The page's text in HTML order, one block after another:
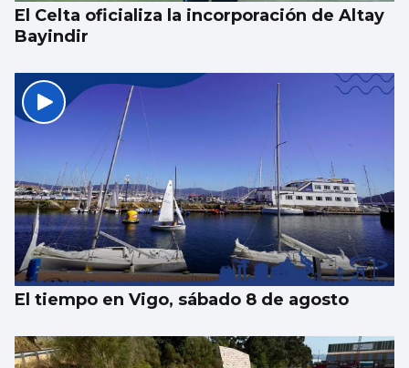
El Celta oficializa la incorporación de Altay
Bayindir
El tiempo en Vigo, sábado 8 de agosto